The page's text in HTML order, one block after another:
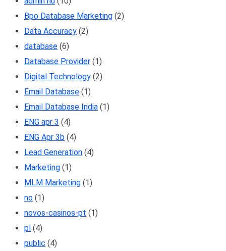
Bpo Database Marketing (2)
Data Accuracy (2)
database (6)
Database Provider (1)
Digital Technology (2)
Email Database (1)
Email Database India (1)
ENG apr 3 (4)
ENG Apr 3b (4)
Lead Generation (4)
Marketing (1)
MLM Marketing (1)
no (1)
novos-casinos-pt (1)
pl (4)
public (4)